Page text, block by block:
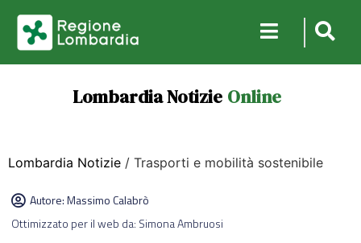
Lombardia Notizie Online
Lombardia Notizie / Trasporti e mobilità sostenibile
Autore:Massimo Calabrò
Ottimizzato per il web da: Simona Ambruosi